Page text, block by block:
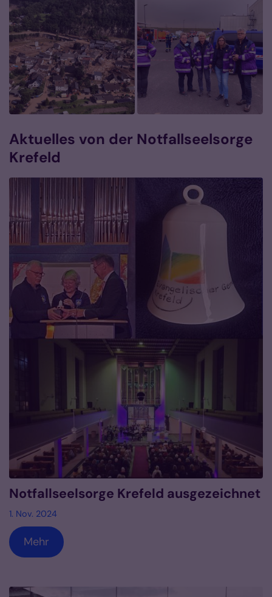
Aktuelles von der Notfallseelsorge
Krefeld
Notfallseelsorge Krefeld ausgezeichnet
1. Nov. 2024
Mehr